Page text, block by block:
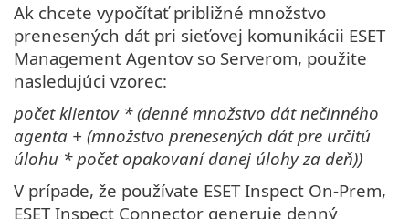
Ak chcete vypočítať približné množstvo
prenesených dát pri sieťovej komunikácii ESET
Management Agentov so Serverom, použite
nasledujúci vzorec:
počet klientov * (denné množstvo dát nečinného
agenta + (množstvo prenesených dát pre určitú
úlohu * počet opakovaní danej úlohy za deň))
V prípade, že používate ESET Inspect On-Prem,
ESET Inspect Connector generuje denný